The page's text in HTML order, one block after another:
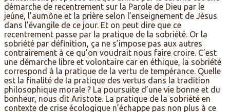
démarche de recentrement sur la Parole de Dieu par le
jeûne, l’aumône et la prière selon l’enseignement de Jésus
dans l’évangile de ce jour. Et on peut dire que ce
recentrement passe par la pratique de la sobriété. Or la
sobriété par définition, ça ne s’impose pas aux autres
contrairement à ce qu’on voudrait nous faire croire. C’est
une démarche libre et volontaire car en éthique, la sobriété
correspond à la pratique de la vertu de tempérance. Quelle
est la finalité de la pratique des vertus dans la tradition
philosophique morale ? La poursuite d’une vie bonne et du
bonheur, nous dit Aristote. La pratique de la sobriété en
contexte de crise écologique n’échappe pas non plus à ce